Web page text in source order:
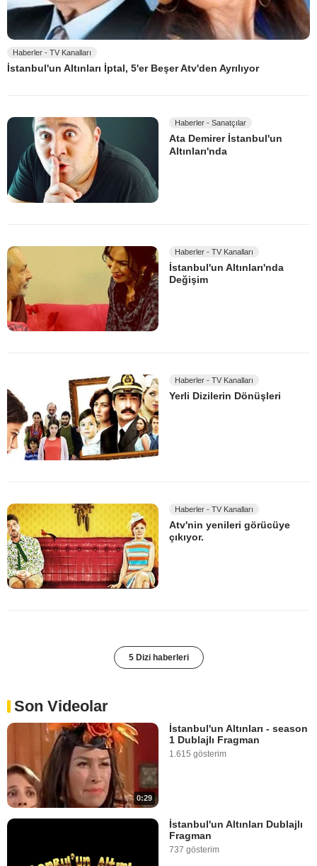
Haberler - TV Kanalları
İstanbul'un Altınları İptal, 5'er Beşer Atv'den Ayrılıyor
Haberler - Sanatçılar
Ata Demirer İstanbul'un
Altınları'nda
Haberler - TV Kanalları
İstanbul'un Altınları'nda
Değişim
Haberler - TV Kanalları
Yerli Dizilerin Dönüşleri
Haberler - TV Kanalları
Atv'nin yenileri görücüye
çıkıyor.
5 Dizi haberleri
Son Videolar
0:29
İstanbul'un Altınları - season
1 Dublajlı Fragman
1.615 gösterim
İstanbul'un Altınları Dublajlı
Fragman
737 gösterim